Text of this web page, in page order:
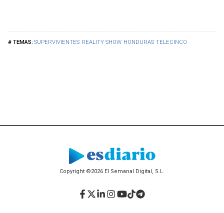
SUPERVIVIENTES REALITY SHOW HONDURAS TELECINCO
Copyright ©2026 El Semanal Digital, S.L.
Facebook
Twitter
LinkedIn
Instagram
YouTube
TikTok
Telegram